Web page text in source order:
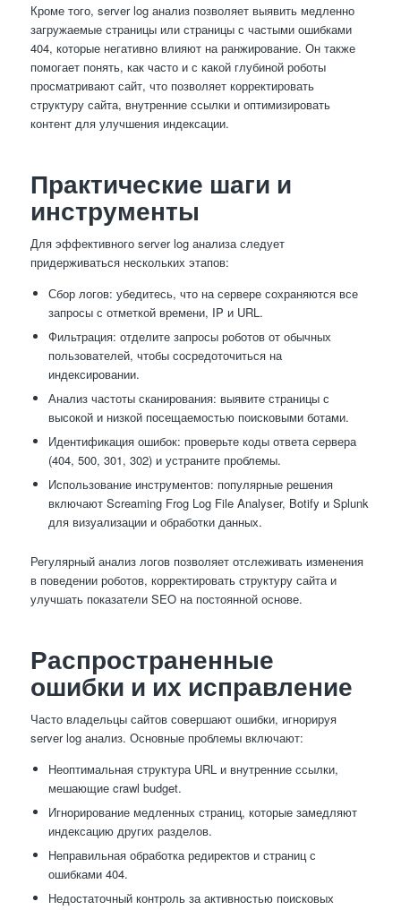
Кроме того, server log анализ позволяет выявить медленно
загружаемые страницы или страницы с частыми ошибками
404, которые негативно влияют на ранжирование. Он также
помогает понять, как часто и с какой глубиной роботы
просматривают сайт, что позволяет корректировать
структуру сайта, внутренние ссылки и оптимизировать
контент для улучшения индексации.
Практические шаги и
инструменты
Для эффективного server log анализа следует
придерживаться нескольких этапов:
Сбор логов: убедитесь, что на сервере сохраняются все
запросы с отметкой времени, IP и URL.
Фильтрация: отделите запросы роботов от обычных
пользователей, чтобы сосредоточиться на
индексировании.
Анализ частоты сканирования: выявите страницы с
высокой и низкой посещаемостью поисковыми ботами.
Идентификация ошибок: проверьте коды ответа сервера
(404, 500, 301, 302) и устраните проблемы.
Использование инструментов: популярные решения
включают Screaming Frog Log File Analyser, Botify и Splunk
для визуализации и обработки данных.
Регулярный анализ логов позволяет отслеживать изменения
в поведении роботов, корректировать структуру сайта и
улучшать показатели SEO на постоянной основе.
Распространенные
ошибки и их исправление
Часто владельцы сайтов совершают ошибки, игнорируя
server log анализ. Основные проблемы включают:
Неоптимальная структура URL и внутренние ссылки,
мешающие crawl budget.
Игнорирование медленных страниц, которые замедляют
индексацию других разделов.
Неправильная обработка редиректов и страниц с
ошибками 404.
Недостаточный контроль за активностью поисковых